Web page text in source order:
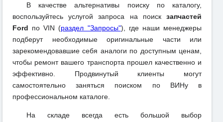
В качестве альтернативы поиску по каталогу,
воспользуйтесь услугой запроса на поиск запчастей
Ford по VIN (раздел "Запросы"), где наши менеджеры
подберут необходимые оригинальные части или
зарекомендовавшие себя аналоги по доступным ценам,
чтобы ремонт вашего транспорта прошел качественно и
эффективно. Продвинутый клиенты могут
самостоятельно заняться поиском по ВИНу в
профессиональном каталоге.
На складе всегда есть большой выбор